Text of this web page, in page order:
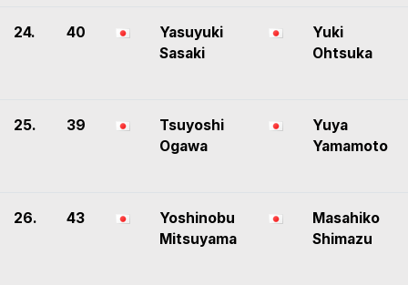
24. 40
Yasuyuki
Sasaki
Yuki
Ohtsuka
25. 39
Tsuyoshi
Ogawa
Yuya
Yamamoto
26. 43
Yoshinobu
Mitsuyama
Masahiko
Shimazu